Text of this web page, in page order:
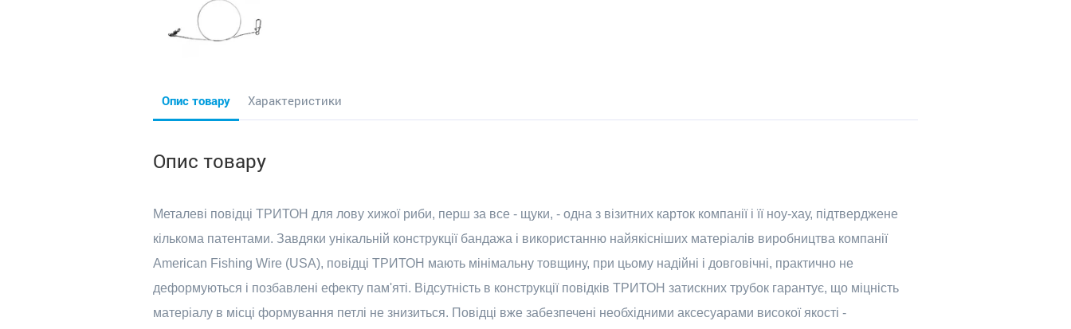
Опис товару Характеристики
Опис товару
Металеві повідці ТРИТОН для лову хижої риби, перш за все - щуки, - одна з візитних карток компанії і її ноу-хау, підтверджене
кількома патентами. Завдяки унікальній конструкції бандажа і використанню найякісніших матеріалів виробництва компанії
American Fishing Wire (USA), повідці ТРИТОН мають мінімальну товщину, при цьому надійні і довговічні, практично не
деформуються і позбавлені ефекту пам'яті. Відсутність в конструкції повідків ТРИТОН затискних трубок гарантує, що міцність
матеріалу в місці формування петлі не знизиться. Повідці вже забезпечені необхідними аксесуарами високої якості -